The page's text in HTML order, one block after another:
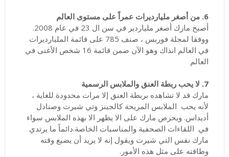
6. من أصغر مليارديرات عمراً على مستوى العالم
أصبح مارك أصغر ملياردير في سن ال 23 في عام 2008.
ووفقا لمجلة فوربس ، صنف 785 على قائمة المليارديرات
في العالم انذاك وهو الآن ضمن قائمة 16 شخص الأغنى في
العالم
7. لا يحب ربطة العنق والملابس الرسمية
مارك قد لا تشاهده بربطة العنق إلا مرات محدودة للغاية ،
لأنه يحب الملابس المريحة كالجينز وتي شيرت وصنادل
أديداس. ويحرص مارك على الا يظهر الا بهذه الملابس سواء
في اللقاءات الصحفية والمناسبات الخاصة.دائماً ما يرتدي
مارك نفس التي شيرت ويقول إنه لا يريد أن يضيع وقته
وطاقته على مثل هذه الأمور.